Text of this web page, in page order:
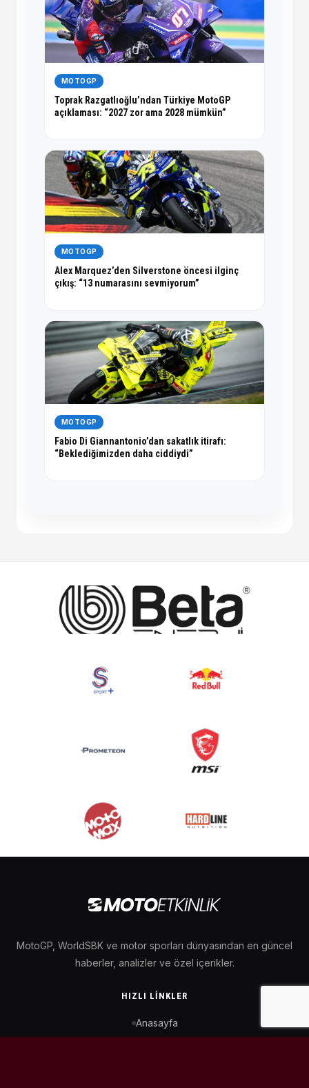
MOTOGP
Toprak Razgatlıoğlu’ndan Türkiye MotoGP
açıklaması: “2027 zor ama 2028 mümkün”
MOTOGP
Alex Marquez’den Silverstone öncesi ilginç
çıkış: “13 numarasını sevmiyorum”
MOTOGP
Fabio Di Giannantonio’dan sakatlık itirafı:
“Beklediğimizden daha ciddiydi”
MotoGP, WorldSBK ve motor sporları dünyasından en güncel
haberler, analizler ve özel içerikler.
HIZLI LINKLER
Anasayfa